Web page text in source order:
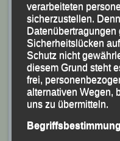
Teilnehmer mit
verarbeiteten
sicherzustellen.
Datenübertragungen
Sicherheitslücken
Schutz nicht
diesem Grund steht
frei,
alternativen Wegen,
uns zu übermitteln.